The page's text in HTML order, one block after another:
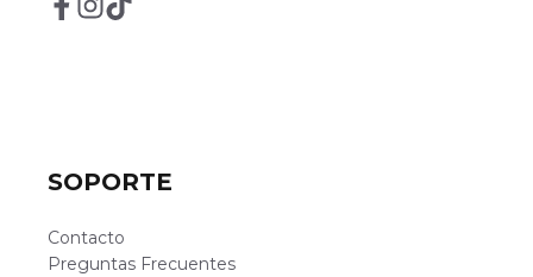
SOPORTE
Contacto
Preguntas Frecuentes